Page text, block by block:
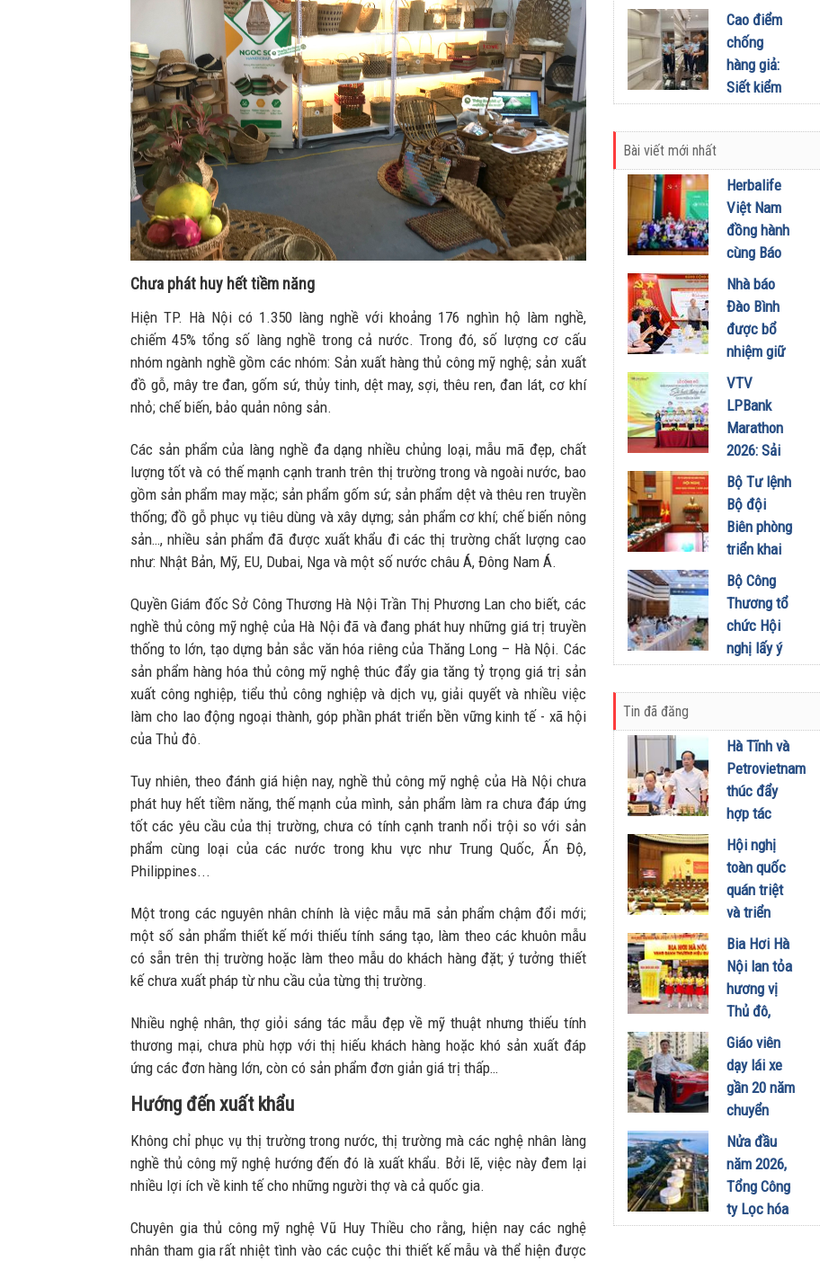
Chưa phát huy hết tiềm năng
Hiện TP. Hà Nội có 1.350 làng nghề với khoảng 176 nghìn hộ làm nghề,
chiếm 45% tổng số làng nghề trong cả nước. Trong đó, số lượng cơ cấu
nhóm ngành nghề gồm các nhóm: Sản xuất hàng thủ công mỹ nghệ; sản xuất
đồ gỗ, mây tre đan, gốm sứ, thủy tinh, dệt may, sợi, thêu ren, đan lát, cơ khí
nhỏ; chế biến, bảo quản nông sản.
Các sản phẩm của làng nghề đa dạng nhiều chủng loại, mẫu mã đẹp, chất
lượng tốt và có thế mạnh cạnh tranh trên thị trường trong và ngoài nước, bao
gồm sản phẩm may mặc; sản phẩm gốm sứ; sản phẩm dệt và thêu ren truyền
thống; đồ gỗ phục vụ tiêu dùng và xây dựng; sản phẩm cơ khí; chế biến nông
sản…, nhiều sản phẩm đã được xuất khẩu đi các thị trường chất lượng cao
như: Nhật Bản, Mỹ, EU, Dubai, Nga và một số nước châu Á, Đông Nam Á.
Quyền Giám đốc Sở Công Thương Hà Nội Trần Thị Phương Lan cho biết, các
nghề thủ công mỹ nghệ của Hà Nội đã và đang phát huy những giá trị truyền
thống to lớn, tạo dựng bản sắc văn hóa riêng của Thăng Long – Hà Nội. Các
sản phẩm hàng hóa thủ công mỹ nghệ thúc đẩy gia tăng tỷ trọng giá trị sản
xuất công nghiệp, tiểu thủ công nghiệp và dịch vụ, giải quyết và nhiều việc
làm cho lao động ngoại thành, góp phần phát triển bền vững kinh tế - xã hội
của Thủ đô.
Tuy nhiên, theo đánh giá hiện nay, nghề thủ công mỹ nghệ của Hà Nội chưa
phát huy hết tiềm năng, thế mạnh của mình, sản phẩm làm ra chưa đáp ứng
tốt các yêu cầu của thị trường, chưa có tính cạnh tranh nổi trội so với sản
phẩm cùng loại của các nước trong khu vực như Trung Quốc, Ấn Độ,
Philippines...
Một trong các nguyên nhân chính là việc mẫu mã sản phẩm chậm đổi mới;
một số sản phẩm thiết kế mới thiếu tính sáng tạo, làm theo các khuôn mẫu
có sẵn trên thị trường hoặc làm theo mẫu do khách hàng đặt; ý tưởng thiết
kế chưa xuất pháp từ nhu cầu của từng thị trường.
Nhiều nghệ nhân, thợ giỏi sáng tác mẫu đẹp về mỹ thuật nhưng thiếu tính
thương mại, chưa phù hợp với thị hiếu khách hàng hoặc khó sản xuất đáp
ứng các đơn hàng lớn, còn có sản phẩm đơn giản giá trị thấp…
Hướng đến xuất khẩu
Không chỉ phục vụ thị trường trong nước, thị trường mà các nghệ nhân làng
nghề thủ công mỹ nghệ hướng đến đó là xuất khẩu. Bởi lẽ, việc này đem lại
nhiều lợi ích về kinh tế cho những người thợ và cả quốc gia.
Chuyên gia thủ công mỹ nghệ Vũ Huy Thiều cho rằng, hiện nay các nghệ
nhân tham gia rất nhiệt tình vào các cuộc thi thiết kế mẫu và thể hiện được
định mới
theo Lệnh
280
25/05/2026
Bằng :
Những nỗ
lực không
ngừng nghỉ
của các
14/05/2026
Cao điểm
chống
hàng giả:
Siết kiểm
tra hàng
hóa xâm
hữu trí tuệ
08/05/2026
Bài viết mới nhất
Herbalife
Việt Nam
đồng hành
cùng Báo
Sức khỏe
và Đời
sống tổ
chức Cuộc
thi “Tôi
Khỏe Đẹp
Hơn” lần
thứ 5 để
khuyến
khích mọi
người trở
thành
phiên bản
chính mình
01/08/2026
Nhà báo
Đào Bình
được bổ
nhiệm giữ
chức Tổng
Biên tập
Tạp chí
Doanh
Đầu tư
01/08/2026
VTV
LPBank
Marathon
2026: Sải
bước qua
miền Di
sản, lan
tỏa giá trị
xanh
31/07/2026
Bộ Tư lệnh
Bộ đội
Biên phòng
triển khai
phương
hướng,
nhiệm vụ
trọng tâm
tháng
Bộ Công
Thương tổ
chức Hội
nghị lấy ý
kiến dự
thảo Nghị
kinh doanh
xăng dầu
29/07/2026
Tin đã đăng
Hà Tĩnh và
Petrovietnam
thúc đẩy
hợp tác
phát triển
trung tâm
công
nghiệp -
sinh thái
tại Vũng
Áng
29/07/2026
Hội nghị
toàn quốc
quán triệt
và triển
khai thực
hiện Nghị
quyết Hội
nghị Trung
29/07/2026
Bia Hơi Hà
Nội lan tỏa
hương vị
Thủ đô,
khuấy động
mùa hè tại
TP. Hồ Chí
Minh
Giáo viên
dạy lái xe
gần 20 năm
chuyển
sang dùng
Limo
Green: Tôi
đã hiểu vì
sao xe điện
Nửa đầu
năm 2026,
Tổng Công
ty Lọc hóa
dầu Việt